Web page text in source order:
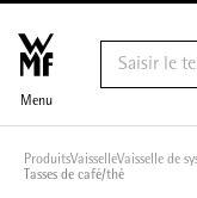
Menu
ProduitsVaisselleVaisselle de
Tasses de café/thé